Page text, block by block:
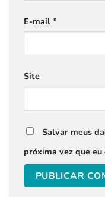
E-mail *
Site
Salvar meus
próxima vez que eu